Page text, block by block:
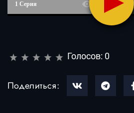
1 Серия 2 Серия
Поделиться:
Голосов: 0